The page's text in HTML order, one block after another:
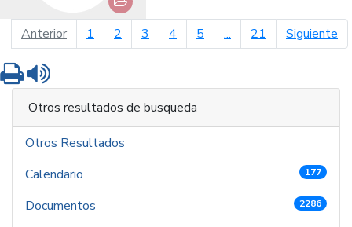
Anteriorpágina anterior
1 2 3 4 5 ... 21 Siguiente
Imprimir
Otros resultados de busqueda
Otros Resultados
Calendario
177
Documentos 2286